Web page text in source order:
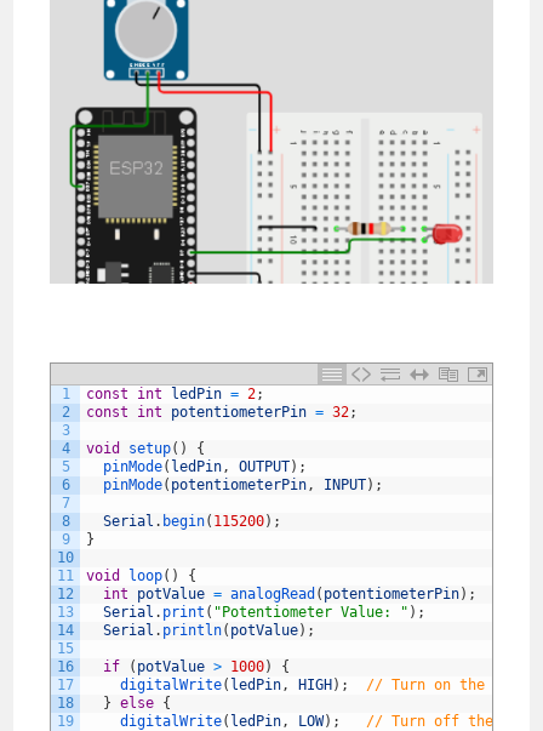
1
2
3
4
5
6
7
8
9
10
11
12
13
14
15
16
17
18
19
const int ledPin = 2;
const
int potentiometerPin = 32;
void setup( )
{
pinMode( ledPin, OUTPUT) ;
pinMode( potentiometerPin, INPUT) ;
Serial . begin( 115200) ;
}
void loop( )
{
int
potValue = analogRead ( potentiometerPin) ;
Serial . print ( "Potentiometer Value: " ) ;
Serial . println( potValue) ;
if ( potValue > 1000)
{
digitalWrite( ledPin, HIGH ) ;
// Turn on the LED
} else {
digitalWrite( ledPin, LOW) ;
// Turn off the LED